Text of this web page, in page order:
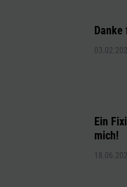
Danke
Ein
mich!